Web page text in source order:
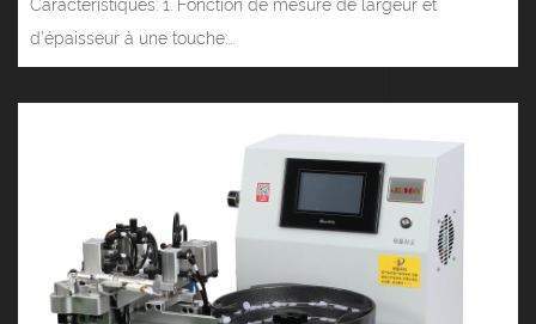
Caractéristiques: 1. Fonction de mesure de largeur et
d'épaisseur à une touche:...